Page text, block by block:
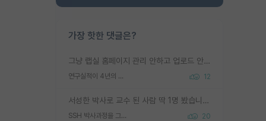
가장 핫한 댓글은?
그냥 랩실 홈페이지 관리 안하고 업로드 안한거 아님?
연구실적이 4년의 공백이 있는거 어떻게 생각하냐 12
서성한 박사로 교수 된 사람 딱 1명 봤습니다. 근데 지방대 박사로 교수된 거는 기적이 일어나야되요. 서성한 학부부터여도 빡센게 교수임용일텐데 지방대박사로 무슨 교수가 되나요...... 중소기업/중견기업 팀장급/연구소장급이나 될거 같네요.
SSH 박사과정을 그만두고 지방대 박사로 옮기면 교수의 꿈은 끝일까요? 20